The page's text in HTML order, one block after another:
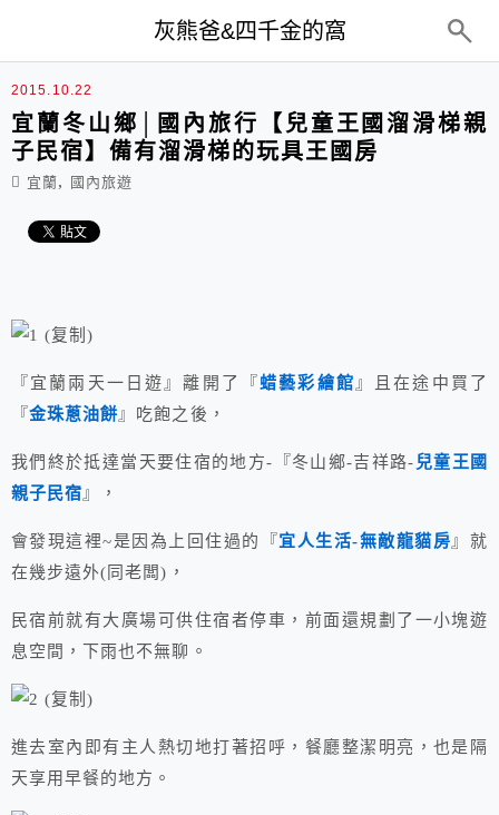
灰熊爸&四千金的窩
2015.10.22
宜蘭冬山鄉│國內旅行【兒童王國溜滑梯親
子民宿】備有溜滑梯的玩具王國房
宜蘭, 國內旅遊
『宜蘭兩天一日遊』離開了『蜡藝彩繪館』且在途中買了
『金珠蔥油餅』吃飽之後，
我們終於抵達當天要住宿的地方-『冬山鄉-吉祥路- 兒童王國
親子民宿』，
會發現這裡~是因為上回住過的『宜人生活-無敵龍貓房』就
在幾步遠外(同老闆)，
民宿前就有大廣場可供住宿者停車，前面還規劃了一小塊遊
息空間，下雨也不無聊。
進去室內即有主人熱切地打著招呼，餐廳整潔明亮，也是隔
天享用早餐的地方。